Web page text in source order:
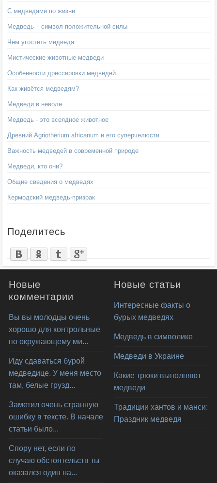
С медведями по жизни
Медведь – символ положительной силы
Чем угостить медведя
Мистические животные медведи
Особенности дрессировки медведей
Как живётся медведям?
Медведи в неволе
Медведь - это всеядное животное
Древний Agriotherium africanum и его суперчелюсти
Важность медведей в современной природе
Медведи, кто они?
Общие сведения о медведях
Кермодский медведь-призрак
Поделитесь
Новые
комментарии
Вы вы молодцы очень
хорошо для контрольные
по окружающему ми...
Иду сдаваться бурой
медведице. У меня место
там, белые грузд...
Заметил очень странную
ошибку в тексте. В начале
статьи было...
Спору нет, если по
случаю обстоятельств ты
оказался один на...
Новые статьи
Интересные факты о
бурых медведях
Медведь в символике
Медведи в Украине
Какие трюки выполняют
медведи
Традиции хантов и манси:
Праздник медведя